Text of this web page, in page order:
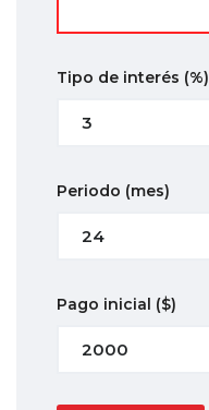
Tipo de interés (%)
Periodo (mes)
Pago inicial ($)